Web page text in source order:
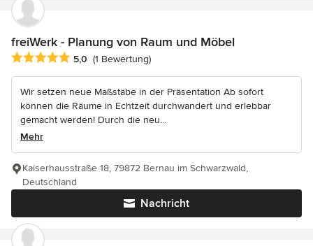
freiWerk - Planung von Raum und Möbel
Durchschnittliche Bewertung: 5 von 5 Sternen
5,0 (1 Bewertung)
Wir setzen neue Maßstäbe in der Präsentation Ab sofort
können die Räume in Echtzeit durchwandert und erlebbar
gemacht werden! Durch die neu...
Mehr
Nachricht
Kaiserhausstraße 18, 79872 Bernau im Schwarzwald,
Deutschland